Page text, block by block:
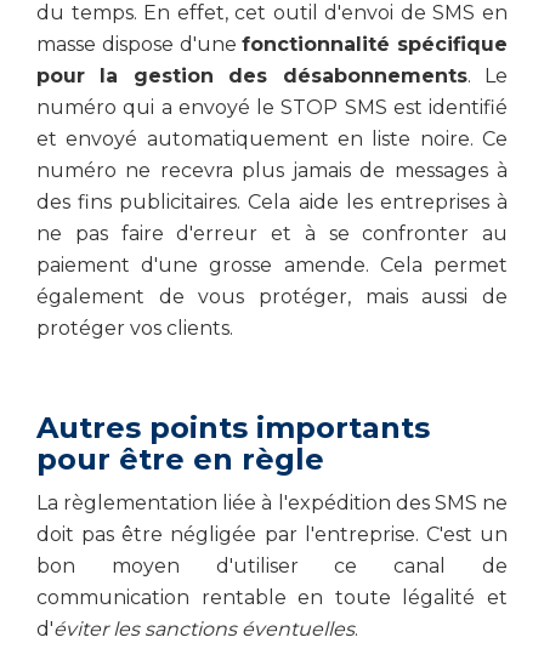
du temps. En effet, cet outil d'envoi de SMS en
masse dispose d'unefonctionnalité spécifique
pour la gestion des désabonnements. Le
numéro qui a envoyé le STOP SMS est identifié
et envoyé automatiquement en liste noire. Ce
numéro ne recevra plus jamais de messages à
des fins publicitaires. Cela aide les entreprises à
ne pas faire d'erreur et à se confronter au
paiement d'une grosse amende. Cela permet
également de vous protéger, mais aussi de
protéger vos clients.
Autres points importants
pour être en règle
La règlementation liée à l'expédition des SMS ne
doit pas être négligée par l'entreprise. C'est un
bon moyen d'utiliser ce canal de
communication rentable en toute légalité et
d'éviter les sanctions éventuelles.